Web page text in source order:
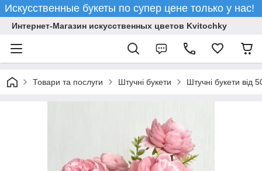
Искусственные букеты по супер цене только у нас!
Интернет-Магазин искусственных цветов Kvitochky
Товари та послуги Штучні букети Штучні букети від